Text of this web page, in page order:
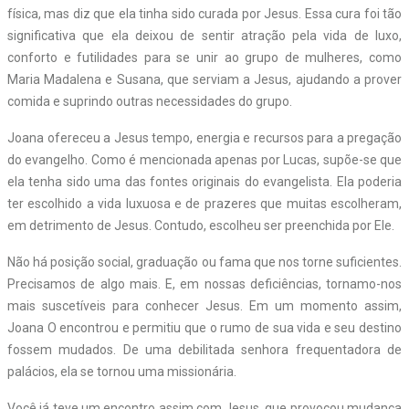
física, mas diz que ela tinha sido curada por Jesus. Essa cura foi tão
significativa que ela deixou de sentir atração pela vida de luxo,
conforto e futilidades para se unir ao grupo de mulheres, como
Maria Madalena e Susana, que serviam a Jesus, ajudando a prover
comida e suprindo outras necessidades do grupo.
Joana ofereceu a Jesus tempo, energia e recursos para a pregação
do evangelho. Como é mencionada apenas por Lucas, supõe-se que
ela tenha sido uma das fontes originais do evangelista. Ela poderia
ter escolhido a vida luxuosa e de prazeres que muitas escolheram,
em detrimento de Jesus. Contudo, escolheu ser preenchida por Ele.
Não há posição social, graduação ou fama que nos torne suficientes.
Precisamos de algo mais. E, em nossas deficiências, tornamo-nos
mais suscetíveis para conhecer Jesus. Em um momento assim,
Joana O encontrou e permitiu que o rumo de sua vida e seu destino
fossem mudados. De uma debilitada senhora frequentadora de
palácios, ela se tornou uma missionária.